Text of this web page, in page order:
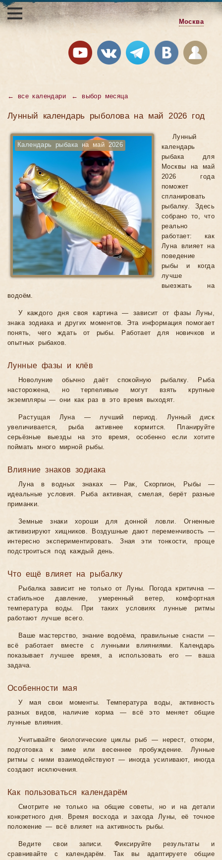
Москва
← все календари ← выбор месяца
Лунный календарь рыболова на май 2026 год
Календарь рыбака на май 2026
Лунный
календарь
рыбака для
Москвы на май
2026 года
поможет
спланировать
рыбалку. Здесь
собрано то, что
реально
работает: как
Луна влияет на
поведение
рыбы и когда
лучше
выезжать на
водоём.
У каждого дня своя картина — зависит от фазы Луны,
знака зодиака и других моментов. Эта информация помогает
понять, чего ждать от рыбы. Работает для новичков и
опытных рыбаков.
Лунные фазы и клёв
Новолуние обычно даёт спокойную рыбалку. Рыба
насторожена, но терпеливые могут взять крупные
экземпляры — они как раз в это время выходят.
Растущая Луна — лучший период. Лунный диск
увеличивается, рыба активнее кормится. Планируйте
серьёзные выезды на это время, особенно если хотите
поймать много мирной рыбы.
Влияние знаков зодиака
Луна в водных знаках — Рак, Скорпион, Рыбы —
идеальные условия. Рыба активная, смелая, берёт разные
приманки.
Земные знаки хороши для донной ловли. Огненные
активизируют хищников. Воздушные дают переменчивость —
интересно экспериментировать. Зная эти тонкости, проще
подстроиться под каждый день.
Что ещё влияет на рыбалку
Рыбалка зависит не только от Луны. Погода критична —
стабильное давление, умеренный ветер, комфортная
температура воды. При таких условиях лунные ритмы
работают лучше всего.
Ваше мастерство, знание водоёма, правильные снасти —
всё работает вместе с лунными влияниями. Календарь
показывает лучшее время, а использовать его — ваша
задача.
Особенности мая
У мая свои моменты. Температура воды, активность
разных видов, наличие корма — всё это меняет общие
лунные влияния.
Учитывайте биологические циклы рыб — нерест, откорм,
подготовка к зиме или весеннее пробуждение. Лунные
ритмы с ними взаимодействуют — иногда усиливают, иногда
создают исключения.
Как пользоваться календарём
Смотрите не только на общие советы, но и на детали
конкретного дня. Время восхода и захода Луны, её точное
положение — всё влияет на активность рыбы.
Ведите свои записи. Фиксируйте результаты и
сравнивайте с календарём. Так вы адаптируете общие